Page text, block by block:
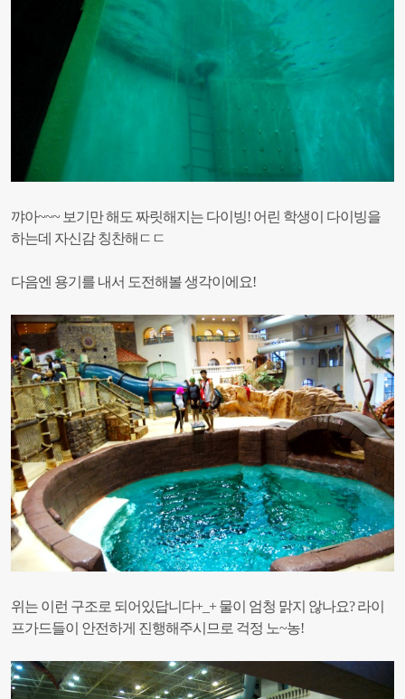
꺄아~~~ 보기만 해도 짜릿해지는 다이빙! 어린 학생이 다이빙을
하는데 자신감 칭찬해ㄷㄷ
다음엔 용기를 내서 도전해볼 생각이에요!
위는 이런 구조로 되어있답니다+_+ 물이 엄청 맑지 않나요? 라이
프가드들이 안전하게 진행해주시므로 걱정 노~농!